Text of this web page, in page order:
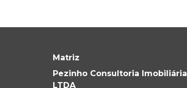
Matriz
Pezinho Consultoria Imobiliária
LTDA